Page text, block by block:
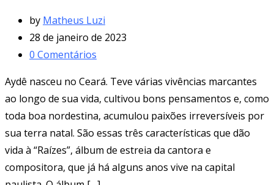
by Matheus Luzi
28 de janeiro de 2023
0 Comentários
Aydê nasceu no Ceará. Teve várias vivências marcantes
ao longo de sua vida, cultivou bons pensamentos e, como
toda boa nordestina, acumulou paixões irreversíveis por
sua terra natal. São essas três características que dão
vida à “Raízes”, álbum de estreia da cantora e
compositora, que já há alguns anos vive na capital